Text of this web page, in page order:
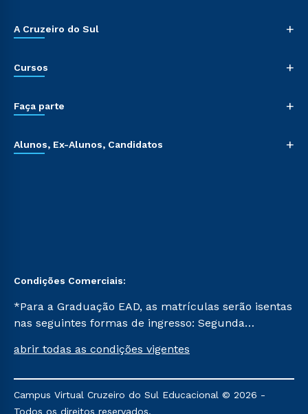
A Cruzeiro do Sul +
Cursos +
Faça parte +
Alunos, Ex-Alunos, Candidatos +
Condições Comerciais:
*Para a Graduação EAD, as matrículas serão isentas
nas seguintes formas de ingresso: Segunda
Já para as demais, a taxa de matrícula será de R$
mencionadas são referentes aos cursos: Ensino
Religioso, Geografia para a Docência e Metodologia
abrir todas as condições vigentes
Campus Virtual Cruzeiro do Sul Educacional © 2026 -
Todos os direitos reservados.